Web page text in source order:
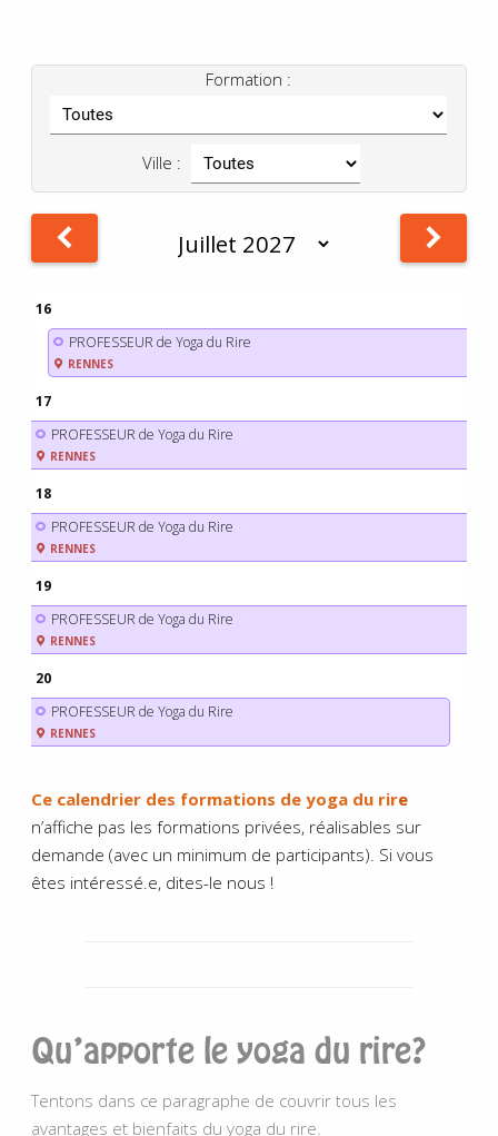
Formation :
Ville :
16
PROFESSEUR de Yoga du Rire
RENNES
17
PROFESSEUR de Yoga du Rire
RENNES
18
PROFESSEUR de Yoga du Rire
RENNES
19
PROFESSEUR de Yoga du Rire
RENNES
20
PROFESSEUR de Yoga du Rire
RENNES
Ce calendrier des formations de yoga du rire
n’affiche pas les formations privées, réalisables sur
demande (avec un minimum de participants). Si vous
êtes intéressé.e, dites-le nous !
Qu’apporte le yoga du rire?
Tentons dans ce paragraphe de couvrir tous les
avantages et bienfaits du yoga du rire.